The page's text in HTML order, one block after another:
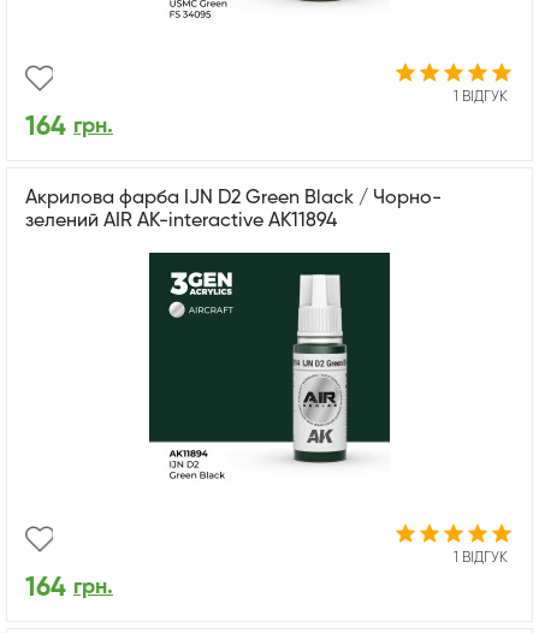
1 ВІДГУК
164 грн.
Акрилова фарба IJN D2 Green Black / Чорно-
зелений AIR АК-interactive AK11894
1 ВІДГУК
164 грн.